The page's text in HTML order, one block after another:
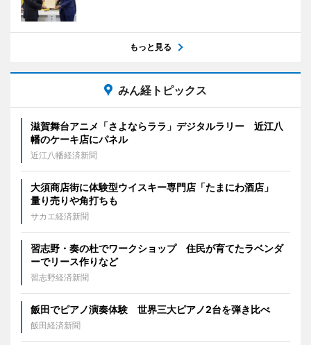
もっと見る
みん経トピックス
滋賀舞台アニメ「さよならララ」デジタルラリー 近江八
幡のケーキ店にパネル
近江八幡経済新聞
大須商店街に体験型ウイスキー専門店「たまにわ酒店」
量り売りや角打ちも
サカエ経済新聞
習志野・奏の杜でワークショップ 住民が育てたラベンダ
ーでリース作りなど
習志野経済新聞
飯田でピアノ演奏体験 世界三大ピアノ2台を弾き比べ
飯田経済新聞